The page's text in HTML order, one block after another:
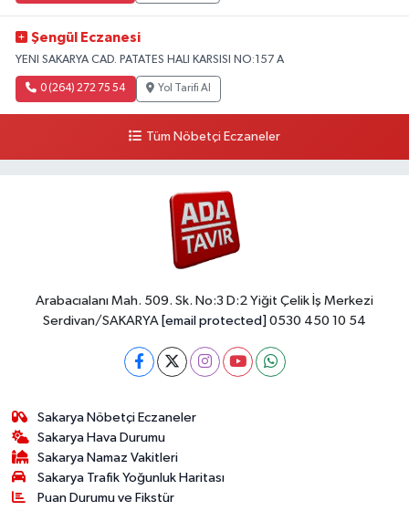
Şengül Eczanesi
YENI SAKARYA CAD. PATATES HALI KARSISI NO:157 A
0 (264) 272 75 54 Yol Tarifi Al
Tüm Nöbetçi Eczaneler
Arabacıalanı Mah. 509. Sk. No:3 D:2 Yiğit Çelik İş Merkezi
Serdivan/SAKARYA [email protected] 0530 450 10 54
Sakarya Nöbetçi Eczaneler
Sakarya Hava Durumu
Sakarya Namaz Vakitleri
Sakarya Trafik Yoğunluk Haritası
Puan Durumu ve Fikstür